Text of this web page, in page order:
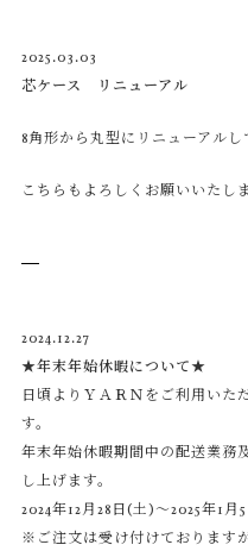
2025.03.03
芯ケース リニューアル
8角形から丸型にリニューアルし
こちらもよろしくお願いいたし
2024.12.27
★年末年始休暇について★
日頃よりＹＡＲＮをご利用いた
す。
年末年始休暇期間中の配送業務
し上げます。
2024年12月28日(土)～2025年1月
※ご注文は受け付けております